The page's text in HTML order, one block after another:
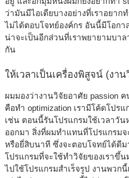
ว่ามันมีไอเดียบางอย่างที่เราอยาก
ไม่ได้ตอบโจทย์องค์กร อันนี้มีโอก
น่าจะเป็นอีกส่วนที่เราพยายามบา
กัน
ให้เวลาเป็นเครื่องพิสูจน์ (งาน
ผมมองว่างานวิจัยอาศัย passion
คือทำ optimization เรามีโค้ดโปร
เช่น ตอนนี้รันโปรแกรมใช้เวลาวัน
ออกมา สิ่งที่ผมทำแทนที่โปรแกรมจ
หรือยี่สิบนาที ซึ่งจะตอบโจทย์ได้ดี
โปรแกรมที่จะใช้ทำวิจัยของเราขึ้น
ไปใช้โปรแกรมสำเร็จรูป งานพวก